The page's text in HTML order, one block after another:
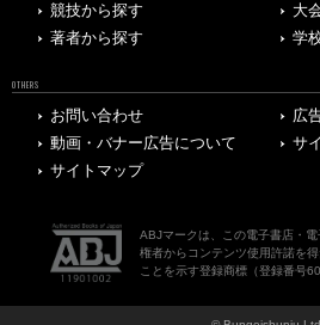
競技から探す
大
著者から探す
学
OTHERS
お問い合わせ
広
動画・バナー広告について
サ
サイトマップ
ABJマークは、この電子書店・
権者からコンテンツ使用許諾を
ことを示す登録商標（登録番号